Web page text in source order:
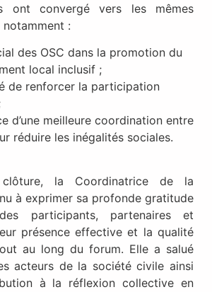
ont convergé vers les mêmes
:
des OSC dans la promotion du
local inclusif ;
de renforcer la participation
d’une meilleure coordination entre
réduire les inégalités sociales.
la Coordinatrice de la
à exprimer sa profonde gratitude
participants, partenaires et
présence effective et la qualité
au long du forum. Elle a salué
acteurs de la société civile ainsi
à la réflexion collective en